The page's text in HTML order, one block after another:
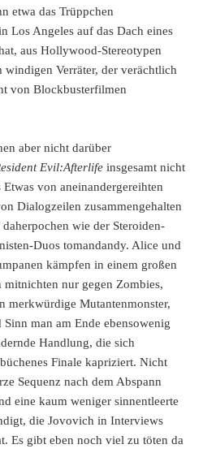
etwa das Trüppchen
Los Angeles auf das Dach eines
aus Hollywood-Stereotypen
windigen Verräter, der verächtlich
von Blockbusterfilmen
aber nicht darüber
Evil:Afterlife insgesamt nicht
von aneinandergereihten
Dialogzeilen zusammengehalten
wie der Steroiden-
Duos tomandandy. Alice und
kämpfen in einem großen
nur gegen Zombies,
merkwürdige Mutantenmonster,
man am Ende ebensowenig
Handlung, die sich
Finale kapriziert. Nicht
Sequenz nach dem Abspann
eine kaum weniger sinnentleerte
die Jovovich in Interviews
Es gibt eben noch viel zu töten da